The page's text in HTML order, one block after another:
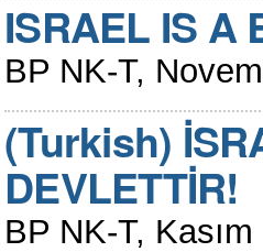
ISRAEL IS A
BP NK-T,
(Turkish)
DEVLETTİR!
BP NK-T,